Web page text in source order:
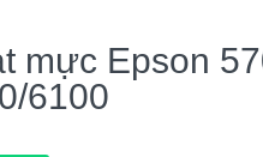
mực Epson
6100